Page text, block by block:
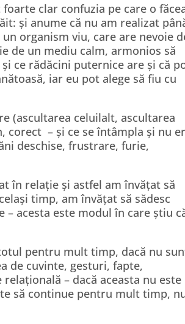
foarte clar confuzia pe care o
și anume că nu am realizat
organism viu, care are nevoie
de un mediu calm, armonios să
ce rădăcini puternice are și că
iar eu pot alege să fiu cu
(ascultarea celuilalt, ascultarea
corect – și ce se întâmpla și nu
deschise, frustrare, furie,
în relație și astfel am învățat să
timp, am învățat să sădesc
– acesta este modul în care știu
pentru mult timp, dacă nu
de cuvinte, gesturi, fapte,
– dacă aceasta nu este
să continue pentru mult timp,